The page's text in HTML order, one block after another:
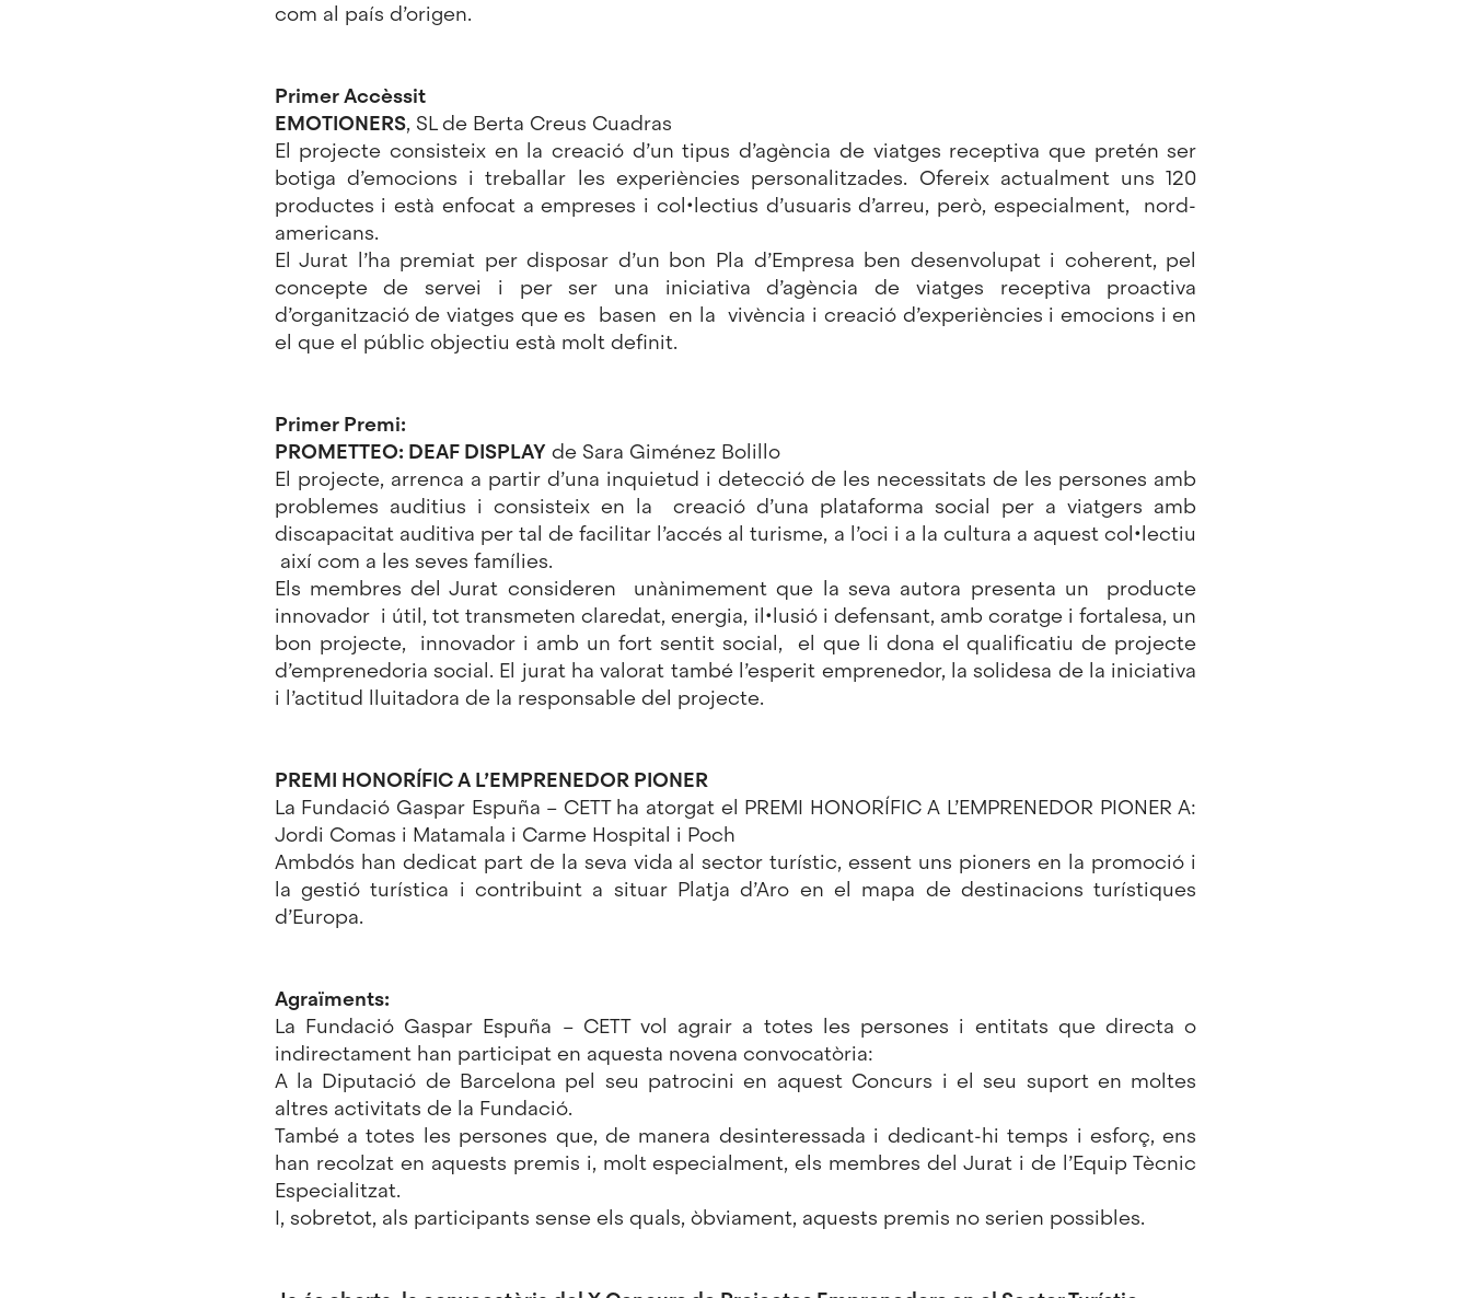
com al país d’origen.
Primer Accèssit
EMOTIONERS, SL de Berta Creus Cuadras
El projecte consisteix en la creació d’un tipus d’agència de viatges receptiva que pretén ser
botiga d’emocions i treballar les experiències personalitzades. Ofereix actualment uns 120
productes i està enfocat a empreses i col•lectius d’usuaris d’arreu, però, especialment, nord-
americans.
El Jurat l’ha premiat per disposar d’un bon Pla d’Empresa ben desenvolupat i coherent, pel
concepte de servei i per ser una iniciativa d’agència de viatges receptiva proactiva
d’organització de viatges que es basen en la vivència i creació d’experiències i emocions i en
el que el públic objectiu està molt definit.
Primer Premi:
PROMETTEO: DEAF DISPLAY de Sara Giménez Bolillo
El projecte, arrenca a partir d’una inquietud i detecció de les necessitats de les persones amb
problemes auditius i consisteix en la creació d’una plataforma social per a viatgers amb
discapacitat auditiva per tal de facilitar l’accés al turisme, a l’oci i a la cultura a aquest col•lectiu
així com a les seves famílies.
Els membres del Jurat consideren unànimement que la seva autora presenta un producte
innovador i útil, tot transmeten claredat, energia, il•lusió i defensant, amb coratge i fortalesa, un
bon projecte, innovador i amb un fort sentit social, el que li dona el qualificatiu de projecte
d’emprenedoria social. El jurat ha valorat també l’esperit emprenedor, la solidesa de la iniciativa
i l’actitud lluitadora de la responsable del projecte.
PREMI HONORÍFIC A L’EMPRENEDOR PIONER
La Fundació Gaspar Espuña – CETT ha atorgat el PREMI HONORÍFIC A L’EMPRENEDOR PIONER A:
Jordi Comas i Matamala i Carme Hospital i Poch
Ambdós han dedicat part de la seva vida al sector turístic, essent uns pioners en la promoció i
la gestió turística i contribuint a situar Platja d’Aro en el mapa de destinacions turístiques
d’Europa.
Agraïments:
La Fundació Gaspar Espuña – CETT vol agrair a totes les persones i entitats que directa o
indirectament han participat en aquesta novena convocatòria:
A la Diputació de Barcelona pel seu patrocini en aquest Concurs i el seu suport en moltes
altres activitats de la Fundació.
També a totes les persones que, de manera desinteressada i dedicant-hi temps i esforç, ens
han recolzat en aquests premis i, molt especialment, els membres del Jurat i de l’Equip Tècnic
Especialitzat.
I, sobretot, als participants sense els quals, òbviament, aquests premis no serien possibles.